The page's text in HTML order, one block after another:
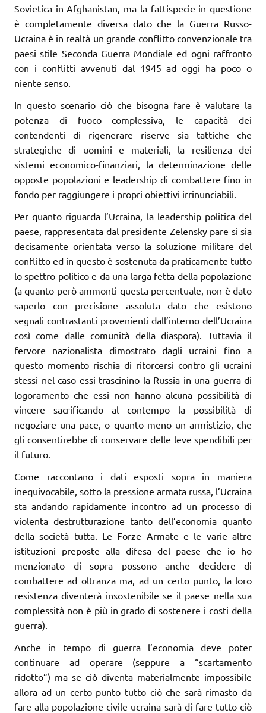
Sovietica in Afghanistan, ma la fattispecie in questione
è completamente diversa dato che la Guerra Russo-
Ucraina è in realtà un grande conflitto convenzionale tra
paesi stile Seconda Guerra Mondiale ed ogni raffronto
con i conflitti avvenuti dal 1945 ad oggi ha poco o
niente senso.
In questo scenario ciò che bisogna fare è valutare la
potenza di fuoco complessiva, le capacità dei
contendenti di rigenerare riserve sia tattiche che
strategiche di uomini e materiali, la resilienza dei
sistemi economico-finanziari, la determinazione delle
opposte popolazioni e leadership di combattere fino in
fondo per raggiungere i propri obiettivi irrinunciabili.
Per quanto riguarda l’Ucraina, la leadership politica del
paese, rappresentata dal presidente Zelensky pare si sia
decisamente orientata verso la soluzione militare del
conflitto ed in questo è sostenuta da praticamente tutto
lo spettro politico e da una larga fetta della popolazione
(a quanto però ammonti questa percentuale, non è dato
saperlo con precisione assoluta dato che esistono
segnali contrastanti provenienti dall’interno dell’Ucraina
così come dalle comunità della diaspora). Tuttavia il
fervore nazionalista dimostrato dagli ucraini fino a
questo momento rischia di ritorcersi contro gli ucraini
stessi nel caso essi trascinino la Russia in una guerra di
logoramento che essi non hanno alcuna possibilità di
vincere sacrificando al contempo la possibilità di
negoziare una pace, o quanto meno un armistizio, che
gli consentirebbe di conservare delle leve spendibili per
il futuro.
Come raccontano i dati esposti sopra in maniera
inequivocabile, sotto la pressione armata russa, l’Ucraina
sta andando rapidamente incontro ad un processo di
violenta destrutturazione tanto dell’economia quanto
della società tutta. Le Forze Armate e le varie altre
istituzioni preposte alla difesa del paese che io ho
menzionato di sopra possono anche decidere di
combattere ad oltranza ma, ad un certo punto, la loro
resistenza diventerà insostenibile se il paese nella sua
complessità non è più in grado di sostenere i costi della
guerra).
Anche in tempo di guerra l’economia deve poter
continuare ad operare (seppure a “scartamento
ridotto”) ma se ciò diventa materialmente impossibile
allora ad un certo punto tutto ciò che sarà rimasto da
fare alla popolazione civile ucraina sarà di fare tutto ciò